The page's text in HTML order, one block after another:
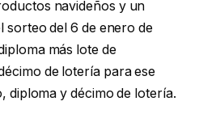
navideños y un
sorteo del 6 de enero de
más lote de
de lotería para ese
diploma y décimo de lotería.